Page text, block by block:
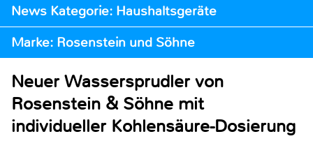
News Kategorie: Haushaltsgeräte
Marke: Rosenstein und Söhne
Neuer Wassersprudler von
Rosenstein & Söhne mit
individueller Kohlensäure-Dosierung